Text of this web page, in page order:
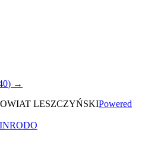
) →
LESZCZYŃSKIPowered
RODO